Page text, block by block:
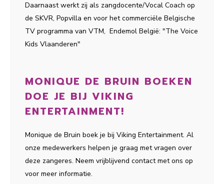
Daarnaast werkt zij als zangdocente/Vocal Coach op
de SKVR, Popvilla en voor het commerciële Belgische
TV programma van VTM, Endemol België: "The Voice
Kids Vlaanderen"
MONIQUE DE BRUIN BOEKEN
DOE JE BIJ VIKING
ENTERTAINMENT!
Monique de Bruin boek je bij Viking Entertainment. Al
onze medewerkers helpen je graag met vragen over
deze zangeres. Neem vrijblijvend contact met ons op
voor meer informatie.